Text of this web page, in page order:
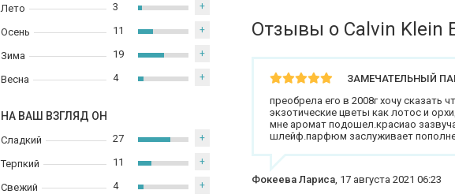
Лето
Осень
Зима
Весна
3 +
11 +
19 +
4 +
НА ВАШ ВЗГЛЯД ОН
Сладкий
Терпкий
Свежий
27 +
11 +
4 +
Отзывы о Calvin Klein
ЗАМЕЧАТЕЛЬНЫЙ
преобрела его в 2008г хочу сказать
экзотические цветы как лотос и
мне аромат подошел.красиао
шлейф.парфюм заслуживает
Фокеева Лариса, 17 августа 2021 06:23